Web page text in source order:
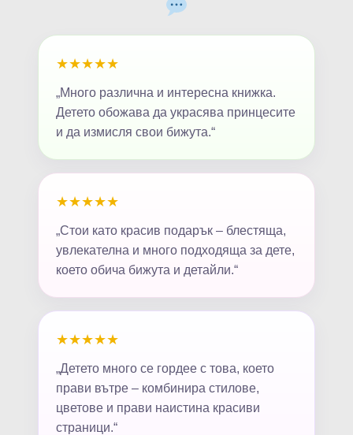
★★★★★
„Много различна и интересна книжка.
Детето обожава да украсява принцесите
и да измисля свои бижута.“
★★★★★
„Стои като красив подарък – блестяща,
увлекателна и много подходяща за дете,
което обича бижута и детайли.“
★★★★★
„Детето много се гордее с това, което
прави вътре – комбинира стилове,
цветове и прави наистина красиви
страници.“